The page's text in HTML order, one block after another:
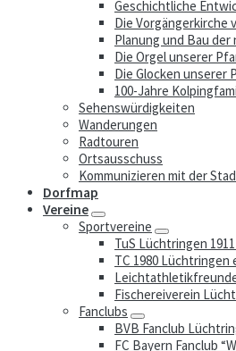
Geschichtliche
Die Vorgängerkirche
Planung und Bau der
Die Orgel unserer
Die Glocken unserer
100-Jahre
Sehenswürdigkeiten
Wanderungen
Radtouren
Ortsausschuss
Kommunizieren mit der
Dorfmap
Vereine
Sportvereine
TuS Lüchtringen 1911
TC 1980 Lüchtringen
Fischereiverein
Fanclubs
BVB Fanclub
FC Bayern Fanclub